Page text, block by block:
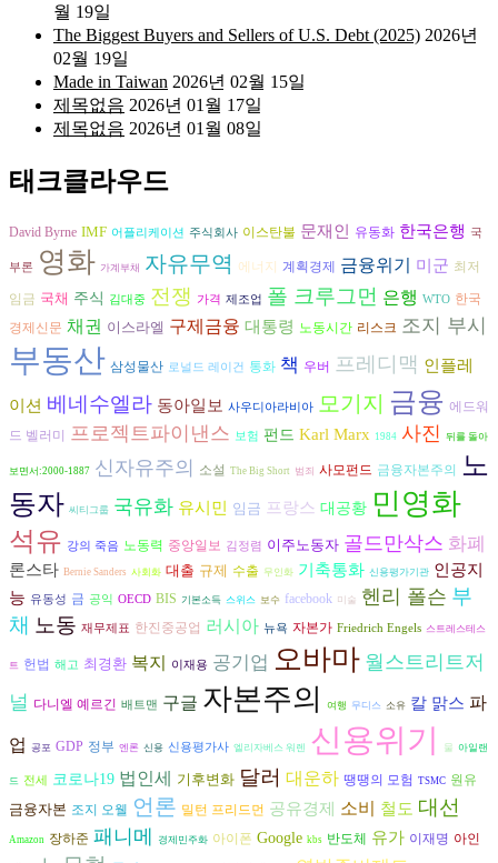
월 19일
The Biggest Buyers and Sellers of U.S. Debt (2025) 2026년
02월 19일
Made in Taiwan 2026년 02월 15일
제목없음 2026년 01월 17일
제목없음 2026년 01월 08일
태크클라우드
David Byrne IMF 어플리케이션 주식회사 이스탄불 문재인 유동화 한국은행 국
부론 영화 가계부채 자유무역 에너지 계획경제 금융위기 미군 최저
임금 국채 주식 김대중 전쟁 가격 제조업 폴 크루그먼 은행 WTO 한국
경제신문 채권 이스라엘 구제금융 대통령 노동시간 리스크 조지 부시
부동산 삼성물산 로널드 레이건 통화 책 우버 프레디맥 인플레
이션 베네수엘라 동아일보 사우디아라비아 모기지 금융 에드워
드 벨러미
프로젝트파이낸스 보험 펀드 Karl Marx 1984 사진 뒤를 돌아
보면서:2000-1887 신자유주의 소설 The Big Short 범죄 사모펀드 금융자본주의
노
동자 씨티그룹 국유화 유시민 임금 프랑스 대공황 민영화
석유 강의 죽음 노동력 중앙일보 김정렴 이주노동자 골드만삭스 화폐
론스타 Bernie Sanders 사회화 대출 규제 수출 무인화 기축통화 신용평가기관 인공지
능 유동성 금 공익 OECD BIS 기본소득 스위스 보수 facebook 미술 헨리 폴슨 부
채 노동 재무제표 한진중공업 러시아 뉴욕 자본가 Friedrich Engels 스트레스테스
트 헌법 해고 최경환 복지 이재용 공기업 오바마 월스트리트저
널 다니엘 예르긴 배트맨 구글 자본주의 여행 무디스 소유 칼 맑스 파
업 공포 GDP 정부 엔론 신용 신용평가사 엘리자베스 워렌 신용위기 물 아일랜
드 전세 코로나19 법인세 기후변화 달러 대운하 땡땡의 모험 TSMC 원유
금융자본 조지 오웰 언론 밀턴 프리드먼 공유경제 소비 철도 대선
Amazon 장하준 패니메 경제민주화 아이폰 Google kbs 반도체 유가 이재명 아인